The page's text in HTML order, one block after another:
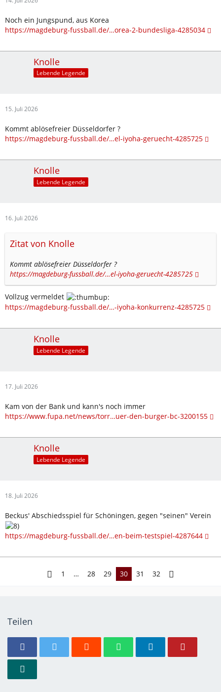
Noch ein Jungspund, aus Korea
https://magdeburg-fussball.de/…orea-2-bundesliga-4285034
Knolle
Lebende Legende
15. Juli 2026
Kommt ablösefreier Düsseldorfer ?
https://magdeburg-fussball.de/…el-iyoha-geruecht-4285725
Knolle
Lebende Legende
16. Juli 2026
Zitat von Knolle
Kommt ablösefreier Düsseldorfer ?
https://magdeburg-fussball.de/…el-iyoha-geruecht-4285725
Vollzug vermeldet
https://magdeburg-fussball.de/…-iyoha-konkurrenz-4285725
Knolle
Lebende Legende
17. Juli 2026
Kam von der Bank und kann's noch immer
https://www.fupa.net/news/torr…uer-den-burger-bc-3200155
Knolle
Lebende Legende
18. Juli 2026
Beckus' Abschiedsspiel für Schöningen, gegen "seinen" Verein
https://magdeburg-fussball.de/…en-beim-testspiel-4287644
1 … 28 29 30 31 32
Teilen